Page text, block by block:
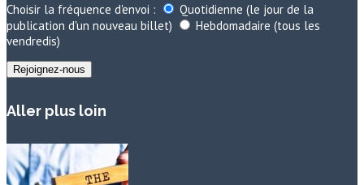
Choisir la fréquence d'envoi :
Quotidienne (le jour de la
publication d'un nouveau billet)
Hebdomadaire (tous les
vendredis)
Aller plus loin